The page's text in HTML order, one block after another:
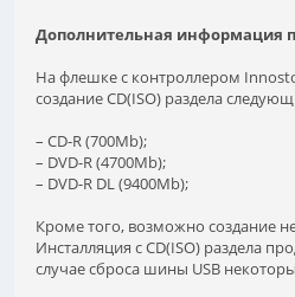
Дополнительная информация
На флешке с контроллером
создание CD(ISO) раздела
– CD-R (700Mb);
– DVD-R (4700Mb);
– DVD-R DL (9400Mb);
Кроме того, возможно создание
Инсталляция с CD(ISO) раздела
случае сброса шины USB